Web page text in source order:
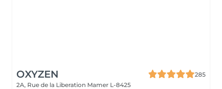
OXYZEN
285
2A, Rue de la Liberation Mamer L-8425